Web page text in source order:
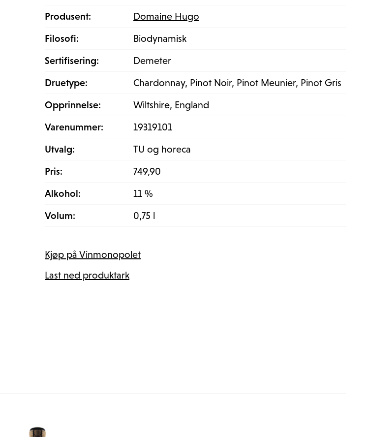
Produsent: Domaine Hugo
Filosofi: Biodynamisk
Sertifisering: Demeter
Druetype: Chardonnay, Pinot Noir, Pinot Meunier, Pinot Gris
Opprinnelse: Wiltshire, England
Varenummer: 19319101
Utvalg: TU og horeca
Pris: 749,90
Alkohol: 11 %
Volum: 0,75 l
Kjøp på Vinmonopolet
Last ned produktark